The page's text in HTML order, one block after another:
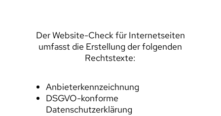
Der Website-Check für Internetseiten
umfasst die Erstellung der folgenden
Rechtstexte:
Anbieterkennzeichnung
DSGVO-konforme
Datenschutzerklärung